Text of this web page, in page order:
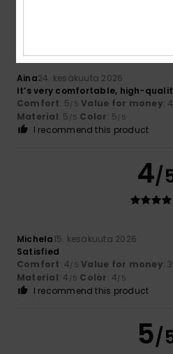
Aina24. kesäkuuta 2026
It’s very comfortable, high-
Comfort: 5/5 Value for money: 4
Material: 5 /5 Color: 5/5
I recommend this product
4/
Michela15. kesäkuuta 2026
Satisfied
Comfort: 4/5 Value for money: 3
Material: 4 /5 Color: 4/5
I recommend this product
5/